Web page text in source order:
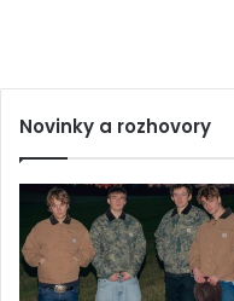
Novinky a rozhovory